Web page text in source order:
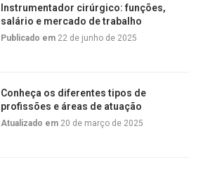
Instrumentador cirúrgico: funções,
salário e mercado de trabalho
Publicado em 22 de junho de 2025
Conheça os diferentes tipos de
profissões e áreas de atuação
Atualizado em 20 de março de 2025